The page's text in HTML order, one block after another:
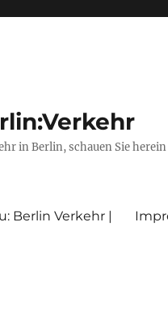
in Berlin, schauen Sie
Berlin Verkehr |